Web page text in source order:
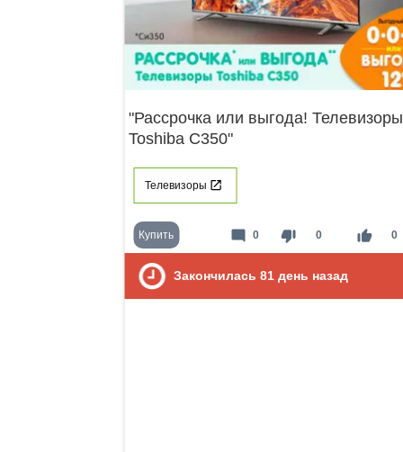
"Рассрочка или выгода! Телевизоры
Toshiba С350"
Телевизоры
Купить thumb_down 0 thumb_up 0
mode_comment 0
Закончилась 81 день назад